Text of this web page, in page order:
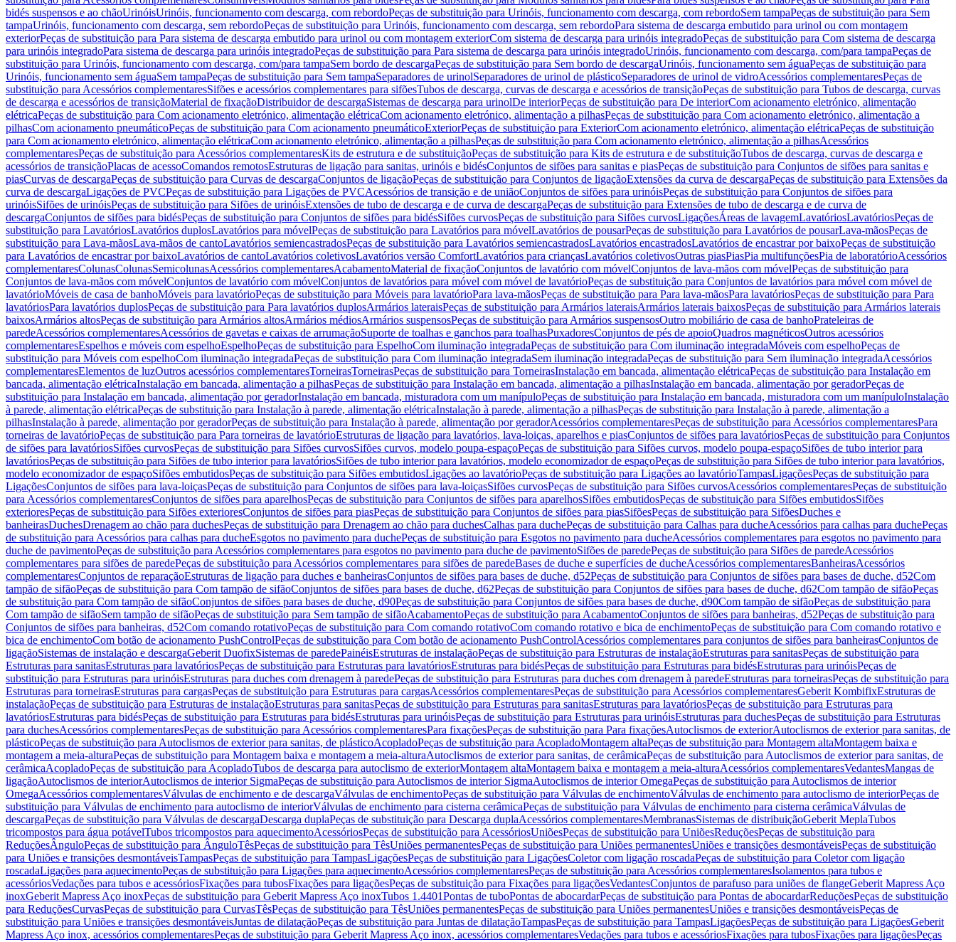
bidés suspensos e ao chãoUrinóisUrinóis, funcionamento com descarga, com rebordoPeças de substituição para Urinóis, funcionamento com descarga, com rebordoSem tampaPeças de substituição para Sem
tampaUrinóis, funcionamento com descarga, sem rebordoPeças de substituição para Urinóis, funcionamento com descarga, sem rebordoPara sistema de descarga embutido para urinol ou com montagem
exteriorPeças de substituição para Para sistema de descarga embutido para urinol ou com montagem exteriorCom sistema de descarga para urinóis integradoPeças de substituição para Com sistema de descarga
para urinóis integradoPara sistema de descarga para urinóis integradoPeças de substituição para Para sistema de descarga para urinóis integradoUrinóis, funcionamento com descarga, com/para tampaPeças de
substituição para Urinóis, funcionamento com descarga, com/para tampaSem bordo de descargaPeças de substituição para Sem bordo de descargaUrinóis, funcionamento sem águaPeças de substituição para
Urinóis, funcionamento sem águaSem tampaPeças de substituição para Sem tampaSeparadores de urinolSeparadores de urinol de plásticoSeparadores de urinol de vidroAcessórios complementaresPeças de
substituição para Acessórios complementaresSifões e acessórios complementares para sifõesTubos de descarga, curvas de descarga e acessórios de transiçãoPeças de substituição para Tubos de descarga, curvas
de descarga e acessórios de transiçãoMaterial de fixaçãoDistribuidor de descargaSistemas de descarga para urinolDe interiorPeças de substituição para De interiorCom acionamento eletrónico, alimentação
elétricaPeças de substituição para Com acionamento eletrónico, alimentação elétricaCom acionamento eletrónico, alimentação a pilhasPeças de substituição para Com acionamento eletrónico, alimentação a
pilhasCom acionamento pneumáticoPeças de substituição para Com acionamento pneumáticoExteriorPeças de substituição para ExteriorCom acionamento eletrónico, alimentação elétricaPeças de substituição
para Com acionamento eletrónico, alimentação elétricaCom acionamento eletrónico, alimentação a pilhasPeças de substituição para Com acionamento eletrónico, alimentação a pilhasAcessórios
complementaresPeças de substituição para Acessórios complementaresKits de estrutura e de substituiçãoPeças de substituição para Kits de estrutura e de substituiçãoTubos de descarga, curvas de descarga e
acessórios de transiçãoPlacas de acessoComandos remotosEstruturas de ligação para sanitas, urinóis e bidésConjuntos de sifões para sanitas e piasPeças de substituição para Conjuntos de sifões para sanitas e
piasCurvas de descargaPeças de substituição para Curvas de descargaConjuntos de ligaçãoPeças de substituição para Conjuntos de ligaçãoExtensões da curva de descargaPeças de substituição para Extensões da
curva de descargaLigações de PVCPeças de substituição para Ligações de PVCAcessórios de transição e de uniãoConjuntos de sifões para urinóisPeças de substituição para Conjuntos de sifões para
urinóisSifões de urinóisPeças de substituição para Sifões de urinóisExtensões de tubo de descarga e de curva de descargaPeças de substituição para Extensões de tubo de descarga e de curva de
descargaConjuntos de sifões para bidésPeças de substituição para Conjuntos de sifões para bidésSifões curvosPeças de substituição para Sifões curvosLigaçõesÁreas de lavagemLavatóriosLavatóriosPeças de
substituição para LavatóriosLavatórios duplosLavatórios para móvelPeças de substituição para Lavatórios para móvelLavatórios de pousarPeças de substituição para Lavatórios de pousarLava-mãosPeças de
substituição para Lava-mãosLava-mãos de cantoLavatórios semiencastradosPeças de substituição para Lavatórios semiencastradosLavatórios encastradosLavatórios de encastrar por baixoPeças de substituição
para Lavatórios de encastrar por baixoLavatórios de cantoLavatórios coletivosLavatórios versão ComfortLavatórios para criançasLavatórios coletivosOutras piasPiasPia multifunçõesPia de laboratórioAcessórios
complementaresColunasColunasSemicolunasAcessórios complementaresAcabamentoMaterial de fixaçãoConjuntos de lavatório com móvelConjuntos de lava-mãos com móvelPeças de substituição para
Conjuntos de lava-mãos com móvelConjuntos de lavatório com móvelConjuntos de lavatórios para móvel com móvel de lavatórioPeças de substituição para Conjuntos de lavatórios para móvel com móvel de
lavatórioMóveis de casa de banhoMóveis para lavatórioPeças de substituição para Móveis para lavatórioPara lava-mãosPeças de substituição para Para lava-mãosPara lavatóriosPeças de substituição para Para
lavatóriosPara lavatórios duplosPeças de substituição para Para lavatórios duplosArmários lateraisPeças de substituição para Armários lateraisArmários laterais baixosPeças de substituição para Armários laterais
baixosArmários altosPeças de substituição para Armários altosArmários médiosArmários suspensosPeças de substituição para Armários suspensosOutro mobiliário de casa de banhoPrateleiras de
paredeAcessórios complementaresAcessórios de gavetas e caixas de arrumaçãoSuporte de toalhas e ganchos para toalhasPuxadoresConjuntos de pés de apoioQuadros magnéticosOutros acessórios
complementaresEspelhos e móveis com espelhoEspelhoPeças de substituição para EspelhoCom iluminação integradaPeças de substituição para Com iluminação integradaMóveis com espelhoPeças de
substituição para Móveis com espelhoCom iluminação integradaPeças de substituição para Com iluminação integradaSem iluminação integradaPeças de substituição para Sem iluminação integradaAcessórios
complementaresElementos de luzOutros acessórios complementaresTorneirasTorneirasPeças de substituição para TorneirasInstalação em bancada, alimentação elétricaPeças de substituição para Instalação em
bancada, alimentação elétricaInstalação em bancada, alimentação a pilhasPeças de substituição para Instalação em bancada, alimentação a pilhasInstalação em bancada, alimentação por geradorPeças de
substituição para Instalação em bancada, alimentação por geradorInstalação em bancada, misturadora com um manípuloPeças de substituição para Instalação em bancada, misturadora com um manípuloInstalação
à parede, alimentação elétricaPeças de substituição para Instalação à parede, alimentação elétricaInstalação à parede, alimentação a pilhasPeças de substituição para Instalação à parede, alimentação a
pilhasInstalação à parede, alimentação por geradorPeças de substituição para Instalação à parede, alimentação por geradorAcessórios complementaresPeças de substituição para Acessórios complementaresPara
torneiras de lavatórioPeças de substituição para Para torneiras de lavatórioEstruturas de ligação para lavatórios, lava-loiças, aparelhos e piasConjuntos de sifões para lavatóriosPeças de substituição para Conjuntos
de sifões para lavatóriosSifões curvosPeças de substituição para Sifões curvosSifões curvos, modelo poupa-espaçoPeças de substituição para Sifões curvos, modelo poupa-espaçoSifões de tubo interior para
lavatóriosPeças de substituição para Sifões de tubo interior para lavatóriosSifões de tubo interior para lavatórios, modelo economizador de espaçoPeças de substituição para Sifões de tubo interior para lavatórios,
modelo economizador de espaçoSifões embutidosPeças de substituição para Sifões embutidosLigações ao lavatórioPeças de substituição para Ligações ao lavatórioTampasLigaçõesPeças de substituição para
LigaçõesConjuntos de sifões para lava-loiçasPeças de substituição para Conjuntos de sifões para lava-loiçasSifões curvosPeças de substituição para Sifões curvosAcessórios complementaresPeças de substituição
para Acessórios complementaresConjuntos de sifões para aparelhosPeças de substituição para Conjuntos de sifões para aparelhosSifões embutidosPeças de substituição para Sifões embutidosSifões
exterioresPeças de substituição para Sifões exterioresConjuntos de sifões para piasPeças de substituição para Conjuntos de sifões para piasSifõesPeças de substituição para SifõesDuches e
banheirasDuchesDrenagem ao chão para duchesPeças de substituição para Drenagem ao chão para duchesCalhas para duchePeças de substituição para Calhas para ducheAcessórios para calhas para duchePeças
de substituição para Acessórios para calhas para ducheEsgotos no pavimento para duchePeças de substituição para Esgotos no pavimento para ducheAcessórios complementares para esgotos no pavimento para
duche de pavimentoPeças de substituição para Acessórios complementares para esgotos no pavimento para duche de pavimentoSifões de paredePeças de substituição para Sifões de paredeAcessórios
complementares para sifões de paredePeças de substituição para Acessórios complementares para sifões de paredeBases de duche e superfícies de ducheAcessórios complementaresBanheirasAcessórios
complementaresConjuntos de reparaçãoEstruturas de ligação para duches e banheirasConjuntos de sifões para bases de duche, d52Peças de substituição para Conjuntos de sifões para bases de duche, d52Com
tampão de sifãoPeças de substituição para Com tampão de sifãoConjuntos de sifões para bases de duche, d62Peças de substituição para Conjuntos de sifões para bases de duche, d62Com tampão de sifãoPeças
de substituição para Com tampão de sifãoConjuntos de sifões para bases de duche, d90Peças de substituição para Conjuntos de sifões para bases de duche, d90Com tampão de sifãoPeças de substituição para
Com tampão de sifãoSem tampão de sifãoPeças de substituição para Sem tampão de sifãoAcabamentoPeças de substituição para AcabamentoConjuntos de sifões para banheiras, d52Peças de substituição para
Conjuntos de sifões para banheiras, d52Com comando rotativoPeças de substituição para Com comando rotativoCom comando rotativo e bica de enchimentoPeças de substituição para Com comando rotativo e
bica de enchimentoCom botão de acionamento PushControlPeças de substituição para Com botão de acionamento PushControlAcessórios complementares para conjuntos de sifões para banheirasConjuntos de
ligaçãoSistemas de instalação e descargaGeberit DuofixSistemas de paredePainéisEstruturas de instalaçãoPeças de substituição para Estruturas de instalaçãoEstruturas para sanitasPeças de substituição para
Estruturas para sanitasEstruturas para lavatóriosPeças de substituição para Estruturas para lavatóriosEstruturas para bidésPeças de substituição para Estruturas para bidésEstruturas para urinóisPeças de
substituição para Estruturas para urinóisEstruturas para duches com drenagem à paredePeças de substituição para Estruturas para duches com drenagem à paredeEstruturas para torneirasPeças de substituição para
Estruturas para torneirasEstruturas para cargasPeças de substituição para Estruturas para cargasAcessórios complementaresPeças de substituição para Acessórios complementaresGeberit KombifixEstruturas de
instalaçãoPeças de substituição para Estruturas de instalaçãoEstruturas para sanitasPeças de substituição para Estruturas para sanitasEstruturas para lavatóriosPeças de substituição para Estruturas para
lavatóriosEstruturas para bidésPeças de substituição para Estruturas para bidésEstruturas para urinóisPeças de substituição para Estruturas para urinóisEstruturas para duchesPeças de substituição para Estruturas
para duchesAcessórios complementaresPeças de substituição para Acessórios complementaresPara fixaçõesPeças de substituição para Para fixaçõesAutoclismos de exteriorAutoclismos de exterior para sanitas, de
plásticoPeças de substituição para Autoclismos de exterior para sanitas, de plásticoAcopladoPeças de substituição para AcopladoMontagem altaPeças de substituição para Montagem altaMontagem baixa e
montagem a meia-alturaPeças de substituição para Montagem baixa e montagem a meia-alturaAutoclismos de exterior para sanitas, de cerâmicaPeças de substituição para Autoclismos de exterior para sanitas, de
cerâmicaAcopladoPeças de substituição para AcopladoTubos de descarga para autoclismo de exteriorMontagem altaMontagem baixa e montagem a meia-alturaAcessórios complementaresVedantesMangas de
ligaçãoAutoclismos de interiorAutoclismos de interior SigmaPeças de substituição para Autoclismos de interior SigmaAutoclismos de interior OmegaPeças de substituição para Autoclismos de interior
OmegaAcessórios complementaresVálvulas de enchimento e de descargaVálvulas de enchimentoPeças de substituição para Válvulas de enchimentoVálvulas de enchimento para autoclismo de interiorPeças de
substituição para Válvulas de enchimento para autoclismo de interiorVálvulas de enchimento para cisterna cerâmicaPeças de substituição para Válvulas de enchimento para cisterna cerâmicaVálvulas de
descargaPeças de substituição para Válvulas de descargaDescarga duplaPeças de substituição para Descarga duplaAcessórios complementaresMembranasSistemas de distribuiçãoGeberit MeplaTubos
tricompostos para água potávelTubos tricompostos para aquecimentoAcessóriosPeças de substituição para AcessóriosUniõesPeças de substituição para UniõesReduçõesPeças de substituição para
ReduçõesÂnguloPeças de substituição para ÂnguloTêsPeças de substituição para TêsUniões permanentesPeças de substituição para Uniões permanentesUniões e transições desmontáveisPeças de substituição
para Uniões e transições desmontáveisTampasPeças de substituição para TampasLigaçõesPeças de substituição para LigaçõesColetor com ligação roscadaPeças de substituição para Coletor com ligação
roscadaLigações para aquecimentoPeças de substituição para Ligações para aquecimentoAcessórios complementaresPeças de substituição para Acessórios complementaresIsolamentos para tubos e
acessóriosVedações para tubos e acessóriosFixações para tubosFixações para ligaçõesPeças de substituição para Fixações para ligaçõesVedantesConjuntos de parafuso para uniões de flangeGeberit Mapress Aço
inoxGeberit Mapress Aço inoxPeças de substituição para Geberit Mapress Aço inoxTubos 1.4401Pontas de tuboPontas de abocardarPeças de substituição para Pontas de abocardarReduçõesPeças de substituição
para ReduçõesCurvasPeças de substituição para CurvasTêsPeças de substituição para TêsUniões permanentesPeças de substituição para Uniões permanentesUniões e transições desmontáveisPeças de
substituição para Uniões e transições desmontáveisJuntas de dilataçãoPeças de substituição para Juntas de dilataçãoTampasPeças de substituição para TampasLigaçõesPeças de substituição para LigaçõesGeberit
Mapress Aço inox, acessórios complementaresPeças de substituição para Geberit Mapress Aço inox, acessórios complementaresVedações para tubos e acessóriosFixações para tubosFixações para ligaçõesPeças